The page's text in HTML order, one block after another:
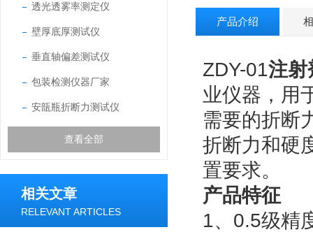
透光透雾率测定仪
壁厚底厚测试仪
垂直轴偏差测试仪
包装检测仪器厂家
安瓿瓶折断力测试仪
查看全部
相关文章
RELEVANT ARTICLES
产品介绍
ZDY-01注射
业仪器，用
需要的折断
折断力和硬
置要求。
产品特征
1、0.5级精